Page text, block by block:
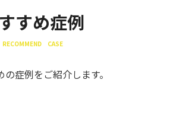
すめ症例
RECOMMEND CASE
症例をご紹介します。